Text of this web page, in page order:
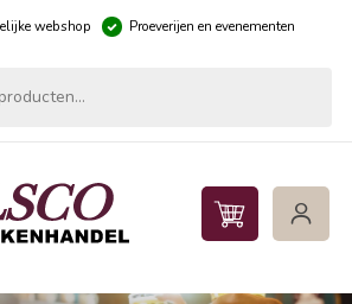
webshop Proeverijen en evenementen